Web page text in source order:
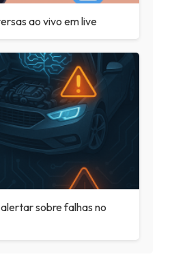
ao vivo em live
sobre falhas no